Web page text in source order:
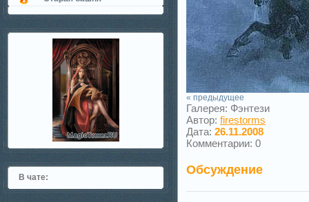
В чате:
« предыдущее
Галерея: Фэнтези
Автор: firestorms
Дата: 26.11.2008
Комментарии: 0
Обсуждение